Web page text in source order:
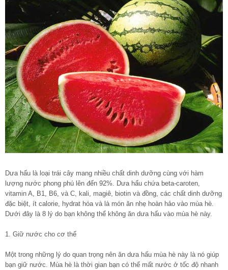
Dưa hấu là loại trái cây mang nhiều chất dinh dưỡng cùng với hàm
lượng nước phong phú lên đến 92%. Dưa hấu chứa beta-caroten,
vitamin A, B1, B6, và C, kali, magiê, biotin và đồng, các chất dinh dưỡng
đặc biệt, ít calorie, hydrat hóa và là món ăn nhẹ hoàn hảo vào mùa hè.
Dưới đây là 8 lý do bạn không thể không ăn dưa hấu vào mùa hè này.
1. Giữ nước cho cơ thể
Một trong những lý do quan trọng nên ăn dưa hấu mùa hè này là nó giúp
bạn giữ nước. Mùa hè là thời gian bạn có thể mất nước ở tốc độ nhanh